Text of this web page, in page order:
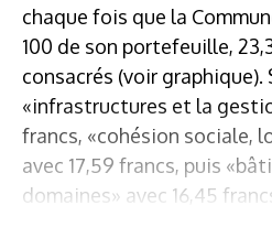
chaque fois que la
100 de son portefeuille,
consacrés (voir graphique).
«infrastructures et la
francs, «cohésion sociale,
avec 17,59 francs, puis
domaines» avec 16,45